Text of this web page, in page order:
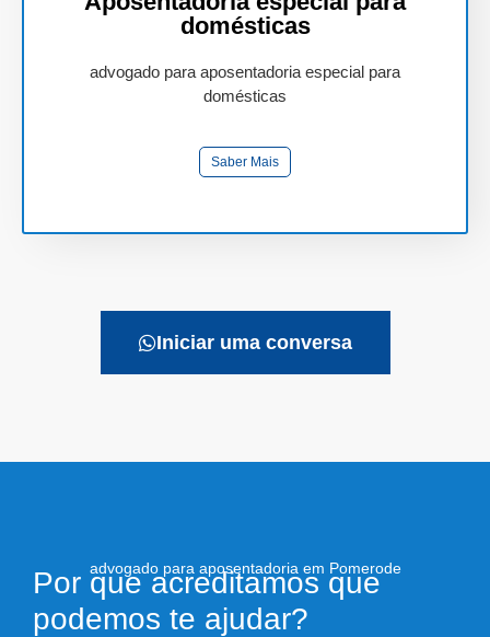
domésticas
advogado para aposentadoria especial para
domésticas
Saber Mais
Iniciar uma conversa
advogado para aposentadoria em Pomerode
Por que acreditamos que
podemos te ajudar?